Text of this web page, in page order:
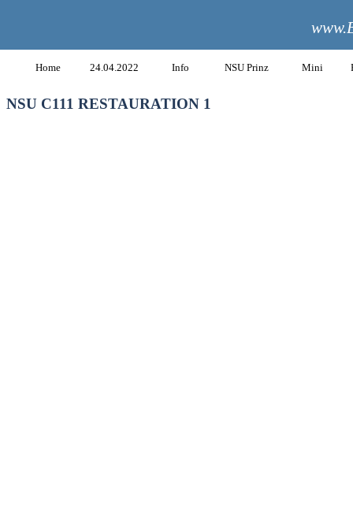
Home 24.04.2022 Info NSU Prinz Mini
NSU C111 RESTAURATION 1